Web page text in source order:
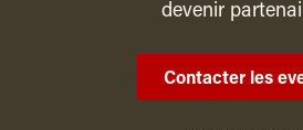
devenir
Contacter les